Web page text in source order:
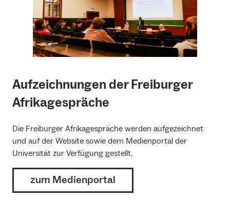
Aufzeichnungen der Freiburger
Afrikagespräche
Die Freiburger Afrikagespräche werden aufgezeichnet
und auf der Website sowie dem Medienportal der
Universität zur Verfügung gestellt.
zum Medienportal